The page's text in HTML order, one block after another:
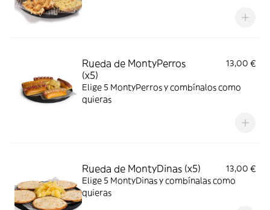
Rueda de MontyPerros
(x5)
13,00 €
Elige 5 MontyPerros y combínalos como
quieras
Rueda de MontyDinas (x5)
13,00 €
Elige 5 MontyDinas y combínalas como
quieras